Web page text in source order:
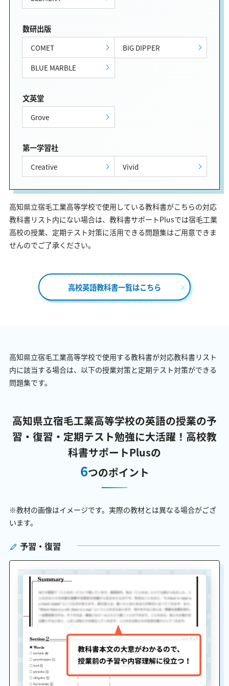
数研出版
COMET
BIG DIPPER
BLUE MARBLE
文英堂
Grove
第一学習社
Creative Vivid
高知県立宿毛工業高等学校で使用している教科書がこちらの対応
教科書リスト内にない場合は、教科書サポートPlusでは宿毛工業
高校の授業、定期テスト対策に活用できる問題集はご用意できま
せんのでご了承ください。
高校英語教科書一覧はこちら
高知県立宿毛工業高等学校で使用する教科書が対応教科書リスト
内に該当する場合は、以下の授業対策と定期テスト対策ができる
問題集です。
高知県立宿毛工業高等学校の英語の授業の予
習・復習・定期テスト勉強に大活躍！ 高校教
科書サポートPlusの
6つのポイント
※教材の画像はイメージです。実際の教材とは異なる場合がござ
います。
予習・復習